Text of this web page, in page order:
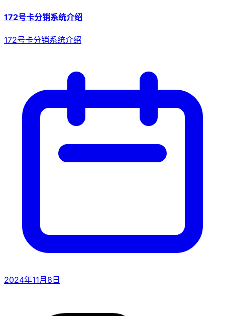
172号卡分销系统介绍
172号卡分销系统介绍
2024年11月8日